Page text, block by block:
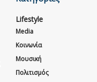
Lifestyle
Media
Κοινωνία
Μουσική
Πολιτισμός